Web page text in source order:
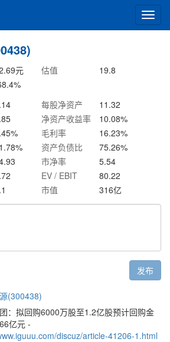
切
换
元 估值
19.8
%
每股净资产
11.32
净资产收益率 10.08%
% 毛利率 16.23%
% 资产负债比 75.26%
市净率
5.54
EV / EBIT
80.22
市值 316亿
发布
(300438)
：拟回购6000万股至1.2亿股预计回购金
亿元 -
discuz/article-41206-1.html